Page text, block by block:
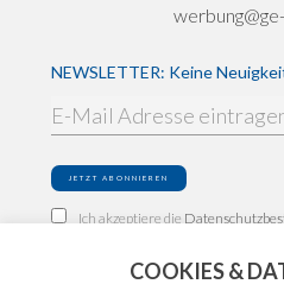
NEWSLETTER: Keine
Ich akzeptiere die
COOKIES &